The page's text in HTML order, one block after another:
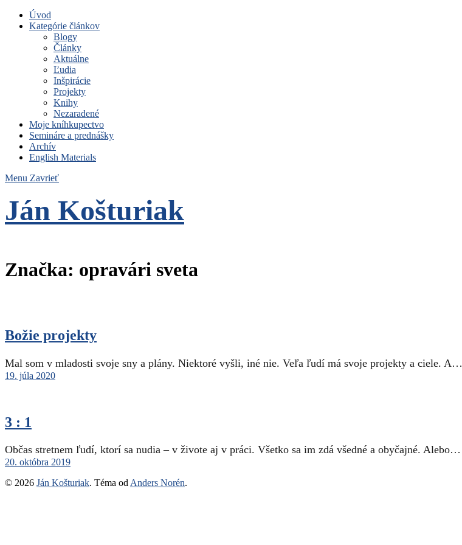
Úvod
Kategórie článkov
Blogy
Články
Aktuálne
Ľudia
Inšpirácie
Projekty
Knihy
Nezaradené
Moje kníhkupectvo
Semináre a prednášky
Archív
English Materials
Menu Zavrieť
Ján Košturiak
Značka: opravári sveta
Božie projekty
Mal som v mladosti svoje sny a plány. Niektoré vyšli, iné nie. Veľa ľudí má svoje projekty a ciele. A…
19. júla 2020
3 : 1
Občas stretnem ľudí, ktorí sa nudia – v živote aj v práci. Všetko sa im zdá všedné a obyčajné. Alebo…
20. októbra 2019
© 2026 Ján Košturiak. Téma odAnders Norén.